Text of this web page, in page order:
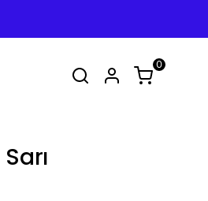
Koleksiyonu
0